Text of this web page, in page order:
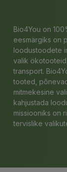
Bio4You on
eesmärgiks on
loodustoodete
valik
transport.
tooted,
mitmekesine
kahjustada
missiooniks on
tervislike